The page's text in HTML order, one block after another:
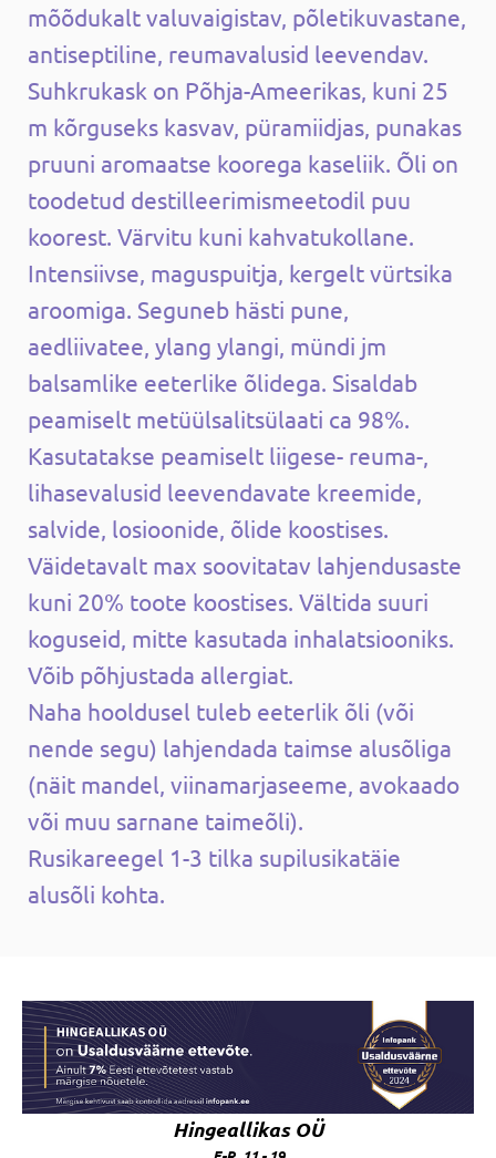
mõõdukalt valuvaigistav, põletikuvastane,
antiseptiline, reumavalusid leevendav.
Suhkrukask on Põhja-Ameerikas, kuni 25
m kõrguseks kasvav, püramiidjas, punakas
pruuni aromaatse koorega kaseliik. Õli on
toodetud destilleerimismeetodil puu
koorest. Värvitu kuni kahvatukollane.
Intensiivse, maguspuitja, kergelt vürtsika
aroomiga. Seguneb hästi pune,
aedliivatee, ylang ylangi, mündi jm
balsamlike eeterlike õlidega. Sisaldab
peamiselt metüülsalitsülaati ca 98%.
Kasutatakse peamiselt liigese- reuma-,
lihasevalusid leevendavate kreemide,
salvide, losioonide, õlide koostises.
Väidetavalt max soovitatav lahjendusaste
kuni 20% toote koostises. Vältida suuri
koguseid, mitte kasutada inhalatsiooniks.
Võib põhjustada allergiat.
Naha hooldusel tuleb eeterlik õli (või
nende segu) lahjendada taimse alusõliga
(näit mandel, viinamarjaseeme, avokaado
või muu sarnane taimeõli).
Rusikareegel 1-3 tilka supilusikatäie
alusõli kohta.
Hingeallikas OÜ